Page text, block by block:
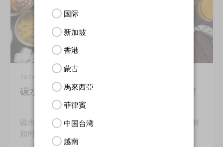
国际
新加坡
香港
蒙古
馬來西亞
菲律賓
中国台湾
越南
2026年7月31日
碳水化合物：是敌是友？让我们一探究竟！
碳水化合物正在破坏您的健康目标吗？让我们一起了解
如何选择更健康、更聪明的优质碳水。